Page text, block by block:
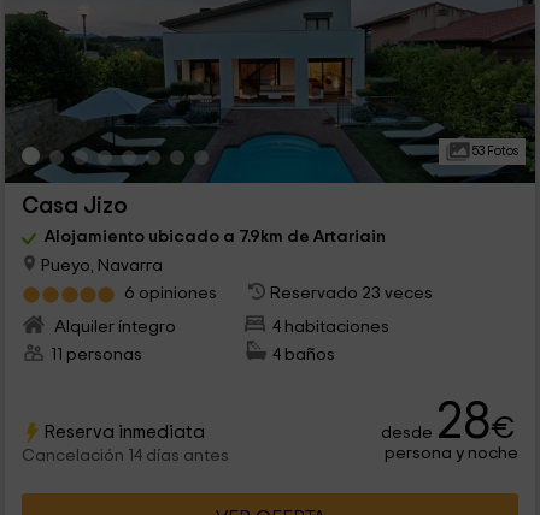
53 Fotos
Casa Jizo
Alojamiento ubicado a 7.9km de Artariain
Pueyo, Navarra
6 opiniones
Reservado 23 veces
Alquiler íntegro
4 habitaciones
11 personas
4 baños
Reserva inmediata
Cancelación 14 días antes
desde 28€
persona y noche